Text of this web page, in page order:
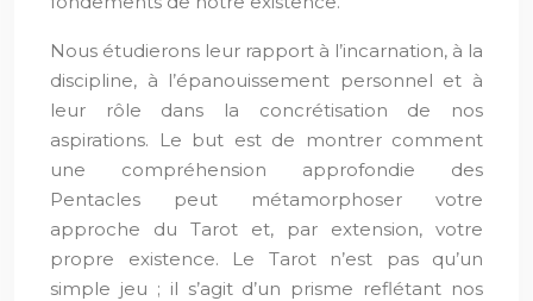
Nous étudierons leur rapport à l’incarnation, à la
discipline, à l’épanouissement personnel et à
leur rôle dans la concrétisation de nos
aspirations. Le but est de montrer comment
une compréhension approfondie des
Pentacles peut métamorphoser votre
approche du Tarot et, par extension, votre
propre existence. Le Tarot n’est pas qu’un
simple jeu ; il s’agit d’un prisme reflétant nos